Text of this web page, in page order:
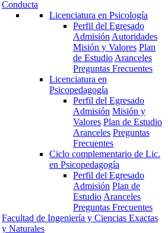
Conducta
Licenciatura en Psicología
Perfil del Egresado
Admisión Autoridades
Misión y Valores Plan
de Estudio Aranceles
Preguntas Frecuentes
Licenciatura en
Psicopedagogía
Perfil del Egresado
Admisión Misión y
Valores Plan de Estudio
Aranceles Preguntas
Frecuentes
Ciclo complementario de Lic.
en Psicopedagogía
Perfil del Egresado
Admisión Plan de
Estudio Aranceles
Preguntas Frecuentes
Facultad de Ingeniería y Ciencias Exactas
y Naturales